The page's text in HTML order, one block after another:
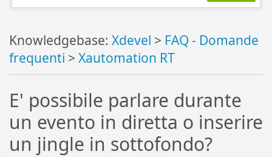
Knowledgebase: Xdevel > FAQ - Domande
frequenti > Xautomation RT
E' possibile parlare durante
un evento in diretta o inserire
un jingle in sottofondo?